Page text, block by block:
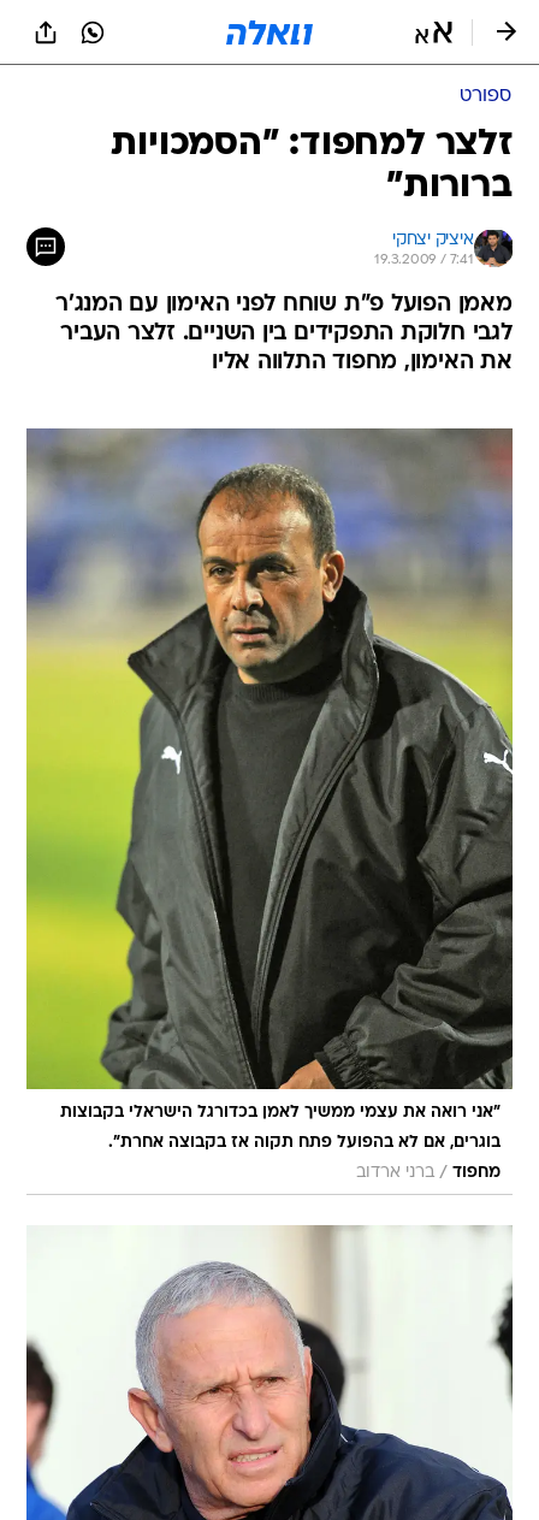
ספורט
זלצר למחפוד: "הסמכויות
ברורות"
איציק יצחקי
19.3.2009 / 7:41
מאמן הפועל פ"ת שוחח לפני האימון עם המנג'ר
לגבי חלוקת התפקידים בין השניים. זלצר העביר
את האימון, מחפוד התלווה אליו
"אני רואה את עצמי ממשיך לאמן בכדורגל הישראלי בקבוצות
בוגרים, אם לא בהפועל פתח תקוה אז בקבוצה אחרת".
מחפוד / ברני ארדוב